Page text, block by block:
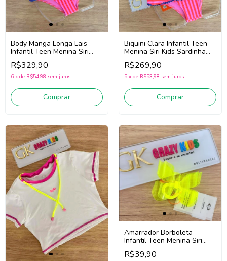
Body Manga Longa Lais
Infantil Teen Menina Siri
Kids Sardinha 43298
(Rosa/Vermelho/Azul)
R$329,90
6 x de R$54,98 sem juros
Comprar
Biquini Clara Infantil Teen
Menina Siri Kids Sardinha
43060
(Rosa/Vermelho/Azul)
R$269,90
5 x de R$53,98 sem juros
Comprar
Amarrador Borboleta
Infantil Teen Menina Siri
Kids 43739 (Amarelo Neon)
R$39,90